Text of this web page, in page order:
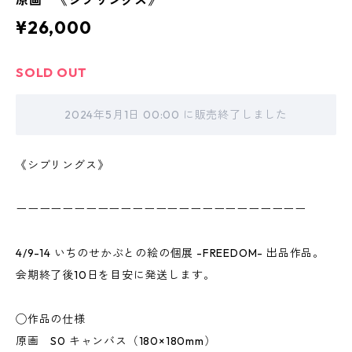
¥26,000
SOLD OUT
2024年5月1日 00:00 に販売終了しました
《シブリングス》
ーーーーーーーーーーーーーーーーーーーーーーーーー
4/9-14 いちのせかぶとの絵の個展 -FREEDOM- 出品作品。
会期終了後10日を目安に発送します。
◯作品の仕様
原画 S0 キャンバス（180×180mm）